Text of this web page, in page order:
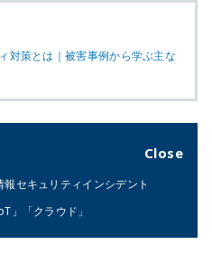
対策とは｜被害事例から学ぶ主な
セキュリティインシデント
」「クラウド」